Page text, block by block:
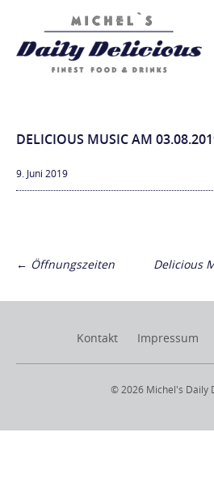
DELICIOUS MUSIC AM
9. Juni 2019
← Öffnungszeiten Delicious
Kontakt Impressum
© 2026 Michel's Daily